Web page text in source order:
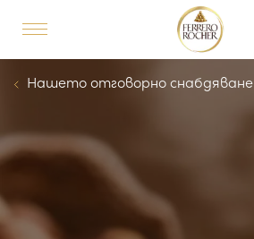
MAIN NAVIGATION
Breadcrumb
Нашето отговорно снабдяване